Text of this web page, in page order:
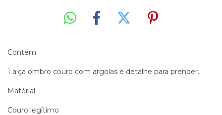
Contém
1 alça ombro couro com argolas e detalhe para prender.
Matérial
Couro legítimo